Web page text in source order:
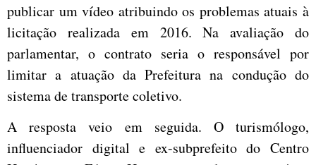
publicar um vídeo atribuindo os problemas atuais à
licitação realizada em 2016. Na avaliação do
parlamentar, o contrato seria o responsável por
limitar a atuação da Prefeitura na condução do
sistema de transporte coletivo.
A resposta veio em seguida. O turismólogo,
influenciador digital e ex-subprefeito do Centro